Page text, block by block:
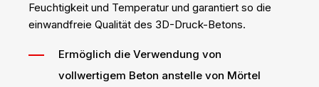
Feuchtigkeit und Temperatur und garantiert so die
einwandfreie Qualität des 3D-Druck-Betons.
Ermöglich die Verwendung von
vollwertigem Beton anstelle von Mörtel